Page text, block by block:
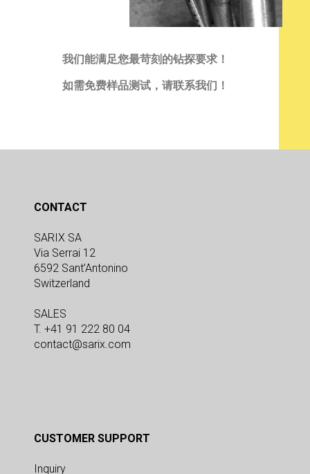
我们能满足您最苛刻的钻探要求！
如需免费样品测试，请联系我们！
CONTACT
SARIX SA
Via Serrai 12
6592 Sant’Antonino
Switzerland
SALES
T. +41 91 222 80 04
contact@sarix.com
CUSTOMER SUPPORT
Inquiry